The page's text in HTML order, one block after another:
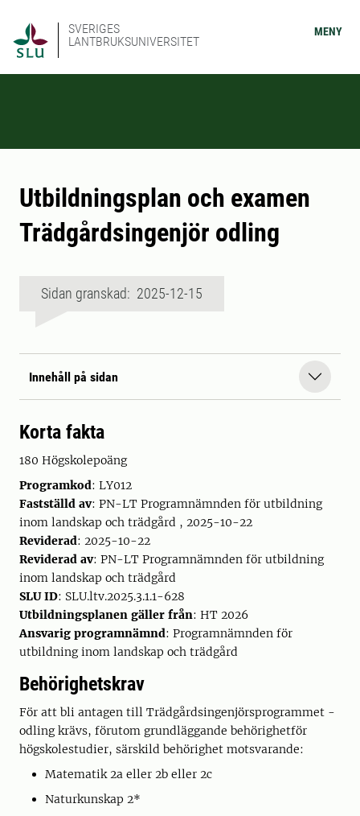
SVERIGES
LANTBRUKSUNIVERSITET
MENY
Utbildningsplan och examen
Trädgårdsingenjör odling
Sidan granskad: 2025-12-15
Innehåll på sidan
Korta fakta
180 Högskolepoäng
Programkod: LY012
Fastställd av: PN-LT Programnämnden för utbildning
inom landskap och trädgård , 2025-10-22
Reviderad: 2025-10-22
Reviderad av: PN-LT Programnämnden för utbildning
inom landskap och trädgård
SLU ID: SLU.ltv.2025.3.1.1-628
Utbildningsplanen gäller från: HT 2026
Ansvarig programnämnd: Programnämnden för
utbildning inom landskap och trädgård
Behörighetskrav
För att bli antagen till Trädgårdsingenjörsprogrammet -
odling krävs, förutom grundläggande behörighetför
högskolestudier, särskild behörighet motsvarande:
Matematik 2a eller 2b eller 2c
Naturkunskap 2*